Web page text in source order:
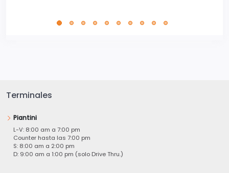
Terminales
Piantini
L-V: 8:00 am a 7:00 pm
Counter hasta las 7:00 pm
S: 8:00 am a 2:00 pm
D: 9:00 am a 1:00 pm (solo Drive Thru.)